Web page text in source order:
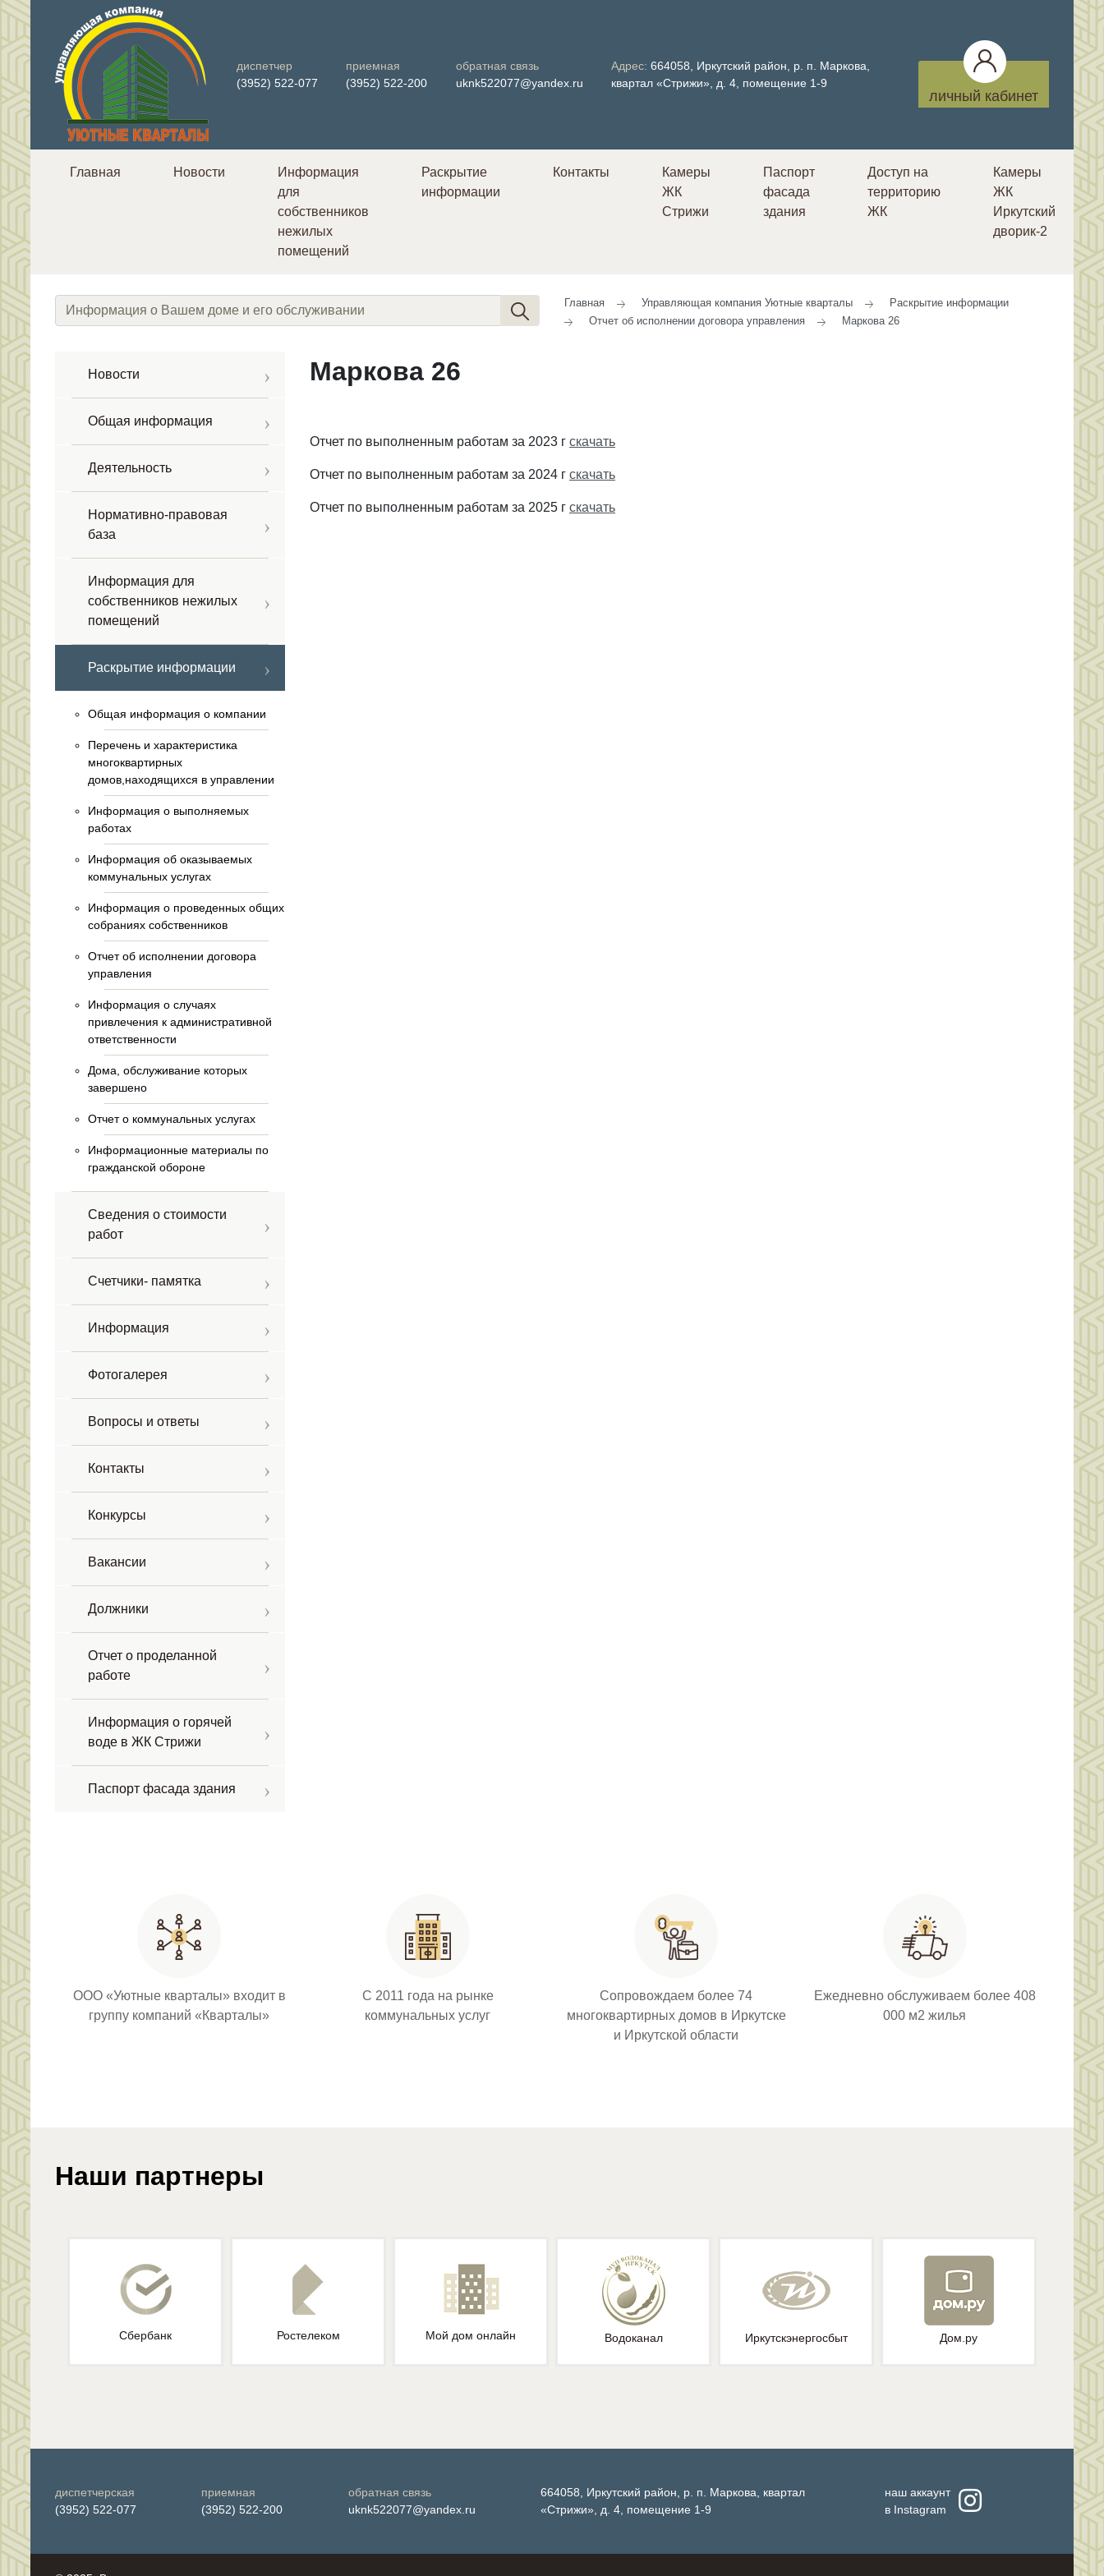
диспетчер
(3952) 522-077
приемная
(3952) 522-200
обратная связь
uknk522077@yandex.ru
Адрес: 664058, Иркутский район, р. п. Маркова,
квартал «Стрижи», д. 4, помещение 1-9
личный кабинет
Главная Новости
Информация
для
собственников
нежилых
помещений
Раскрытие
информации
Контакты
Камеры
ЖК
Стрижи
Паспорт
фасада
здания
Доступ на
территорию
ЖК
Камеры
ЖК
Иркутский
дворик-2
Главная Управляющая компания Уютные кварталы
Раскрытие информации
Отчет об исполнении договора управления
Маркова 26
Новости
Общая информация
Деятельность
Нормативно-правовая
база
Информация для
собственников нежилых
помещений
Раскрытие информации
Общая информация о компании
Перечень и характеристика
многоквартирных
домов,находящихся в управлении
Информация о выполняемых
работах
Информация об оказываемых
коммунальных услугах
Информация о проведенных общих
собраниях собственников
Отчет об исполнении договора
управления
Информация о случаях
привлечения к административной
ответственности
Дома, обслуживание которых
завершено
Отчет о коммунальных услугах
Информационные материалы по
гражданской обороне
Сведения о стоимости
работ
Счетчики- памятка
Информация
Фотогалерея
Вопросы и ответы
Контакты
Конкурсы
Вакансии
Должники
Отчет о проделанной
работе
Информация о горячей
воде в ЖК Стрижи
Паспорт фасада здания
Маркова 26
Отчет по выполненным работам за 2023 г скачать
Отчет по выполненным работам за 2024 г скачать
Отчет по выполненным работам за 2025 г скачать
ООО «Уютные кварталы» входит в
группу компаний «Кварталы»
С 2011 года на рынке
коммунальных услуг
Сопровождаем более 74
многоквартирных домов в Иркутске
и Иркутской области
Ежедневно обслуживаем более 408
000 м2 жилья
Наши партнеры
Сбербанк Ростелеком Мой дом онлайн Водоканал Иркутскэнергосбыт Дом.ру
диспетчерская
(3952) 522-077
приемная
(3952) 522-200
обратная связь
uknk522077@yandex.ru
664058, Иркутский район, р. п. Маркова, квартал
«Стрижи», д. 4, помещение 1-9
наш аккаунт
в Instagram